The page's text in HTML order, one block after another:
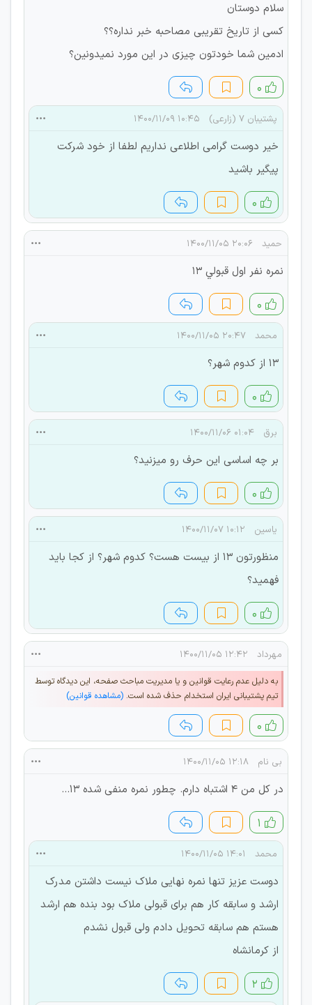
سلام دوستان
کسی از تاریخ تقریبی مصاحبه خبر نداره؟؟
ادمین شما خودتون چیزی در این مورد نمیدونین؟
۰
پشتیبان 7 (زارعی) ۱۰:۴۵ ۱۴۰۰/۱۱/۰۹
خیر دوست گرامی اطلاعی نداریم لطفا از خود شرکت
پیگیر باشید
۰
حميد ۲۰:۰۶ ۱۴۰۰/۱۱/۰۵
نمره نفر اول قبولي ١٣
۰
محمد ۲۰:۴۷ ۱۴۰۰/۱۱/۰۵
۱۳ از کدوم شهر؟
۰
برق ۰۱:۰۴ ۱۴۰۰/۱۱/۰۶
بر چه اساسی این حرف رو میزنید؟
۰
یاسین ۱۰:۱۲ ۱۴۰۰/۱۱/۰۷
منظورتون ۱۳ از بیست هست؟ کدوم شهر؟ از کجا باید
فهمید؟
۰
مهرداد ۱۲:۴۲ ۱۴۰۰/۱۱/۰۵
به دلیل عدم رعایت قوانین و یا مدیریت مباحث صفحه، این دیدگاه توسط
تیم پشتیبانی ایران استخدام حذف شده است. (مشاهده قوانین)
۰
بی نام ۱۲:۱۸ ۱۴۰۰/۱۱/۰۵
در کل من 4 اشتباه دارم. چطور نمره منفی شده 13...
۱
محمد ۱۴:۰۱ ۱۴۰۰/۱۱/۰۵
دوست عزیز تنها نمره نهایی ملاک نیست داشتن مدرک
ارشد و سابقه کار هم برای قبولی ملاک بود بنده هم ارشد
هستم هم سابقه تحویل دادم ولی قبول نشدم
از کرمانشاه
۲